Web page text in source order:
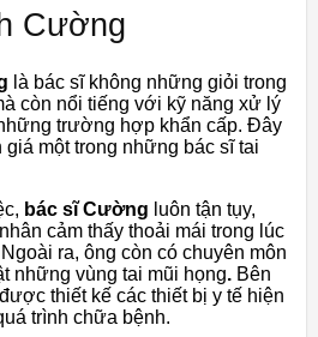
Cường
là bác sĩ không những giỏi trong
còn nổi tiếng với kỹ năng xử lý
trường hợp khẩn cấp. Đây
một trong những bác sĩ tai
bác sĩ Cường luôn tận tụy,
cảm thấy thoải mái trong lúc
ra, ông còn có chuyên môn
những vùng tai mũi họng. Bên
thiết kế các thiết bị y tế hiện
trình chữa bệnh.